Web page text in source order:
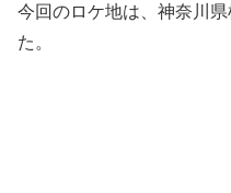
今回のロケ地は、神奈川
た。